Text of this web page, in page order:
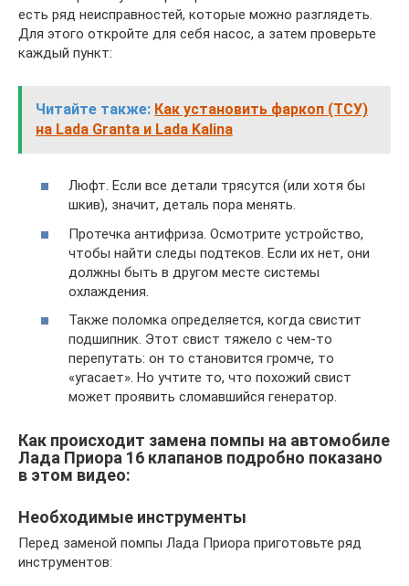
есть ряд неисправностей, которые можно разглядеть.
Для этого откройте для себя насос, а затем проверьте
каждый пункт:
Читайте также: Как установить фаркоп (ТСУ)
на Lada Granta и Lada Kalina
Люфт. Если все детали трясутся (или хотя бы
шкив), значит, деталь пора менять.
Протечка антифриза. Осмотрите устройство,
чтобы найти следы подтеков. Если их нет, они
должны быть в другом месте системы
охлаждения.
Также поломка определяется, когда свистит
подшипник. Этот свист тяжело с чем-то
перепутать: он то становится громче, то
«угасает». Но учтите то, что похожий свист
может проявить сломавшийся генератор.
Как происходит замена помпы на автомобиле
Лада Приора 16 клапанов подробно показано
в этом видео:
Необходимые инструменты
Перед заменой помпы Лада Приора приготовьте ряд
инструментов: